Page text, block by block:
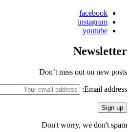
facebook
instagram
youtube
Newsletter
Don’t miss out on new posts
Email address:
Don't worry, we don't spam